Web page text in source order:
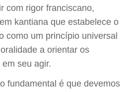
com rigor franciscano,
kantiana que estabelece o
como um princípio universal
a orientar os
seu agir.
fundamental é que devemos